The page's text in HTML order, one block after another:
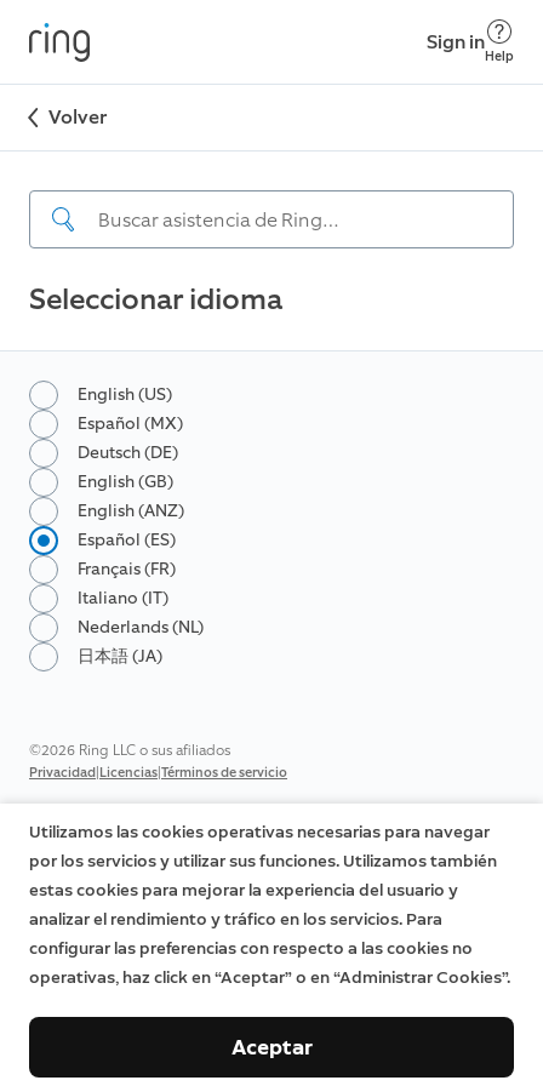
Sign in
Help
Volver
Seleccionar idioma
English (US)
Español (MX)
Deutsch (DE)
English (GB)
English (ANZ)
Español (ES)
Français (FR)
Italiano (IT)
Nederlands (NL)
日本語 (JA)
©2026 Ring LLC o sus afiliados
Privacidad|Licencias|Términos de servicio
Utilizamos las cookies operativas necesarias para navegar
por los servicios y utilizar sus funciones. Utilizamos también
estas cookies para mejorar la experiencia del usuario y
analizar el rendimiento y tráfico en los servicios. Para
configurar las preferencias con respecto a las cookies no
operativas, haz click en “Aceptar” o en “Administrar Cookies”.
Aceptar